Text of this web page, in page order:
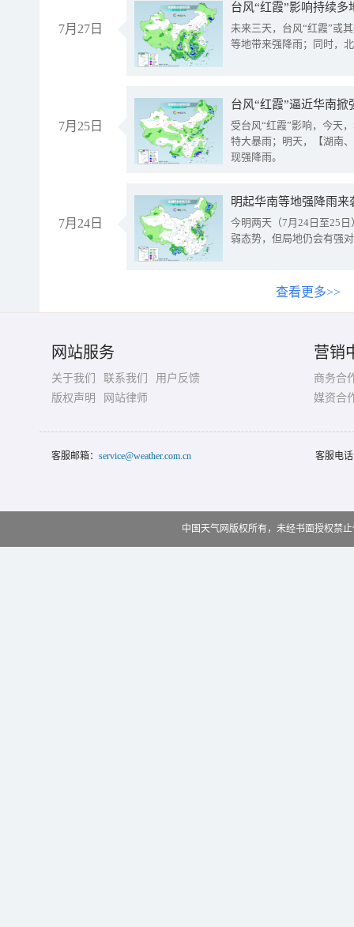
7月27日
台风“红霞”影响持续
未来三天，台风“红霞”或
等地带来强降雨；同时，
7月25日
台风“红霞”逼近华南
受台风“红霞”影响，今天
特大暴雨；明天，【湖南
现强降雨。
7月24日
明起华南等地强降雨
今明两天（7月24日至25
弱态势，但局地仍会有强
查看更多>>
网站服务
关于我们 联系我们
用户反馈
版权声明
网站律师
营销
商务合
媒资合
客服邮箱： service@weather.com.cn 客服电
中国天气网版权所有，未经书面授权